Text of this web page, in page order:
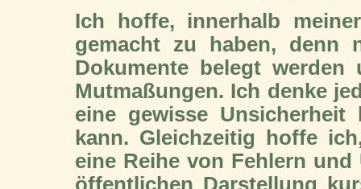
Ich hoffe, innerhalb
gemacht zu haben, denn
Dokumente belegt
Mutmaßungen. Ich denke
eine gewisse
kann. Gleichzeitig hoffe
eine Reihe von Fehlern
öffentlichen Darstellung